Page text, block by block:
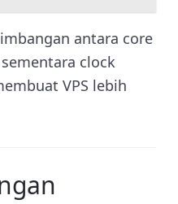
antara core
clock
VPS lebih